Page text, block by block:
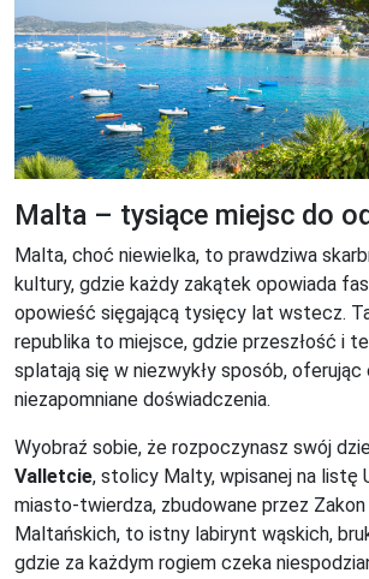
Malta – tysiące miejsc do
Malta, choć niewielka, to prawdziwa
kultury, gdzie każdy zakątek opowiada
opowieść sięgającą tysięcy lat wstecz.
republika to miejsce, gdzie przeszłość i
splatają się w niezwykły sposób,
niezapomniane doświadczenia.
Wyobraź sobie, że rozpoczynasz swój
Valletcie, stolicy Malty, wpisanej na listę
miasto-twierdza, zbudowane przez
Maltańskich, to istny labirynt wąskich,
gdzie za każdym rogiem czeka